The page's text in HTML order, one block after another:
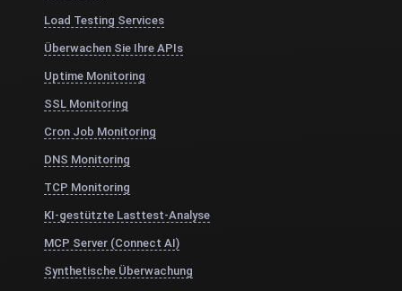
Load Testing Services
Überwachen Sie Ihre APIs
Uptime Monitoring
SSL Monitoring
Cron Job Monitoring
DNS Monitoring
TCP Monitoring
KI-gestützte Lasttest-Analyse
MCP Server (Connect AI)
Synthetische Überwachung